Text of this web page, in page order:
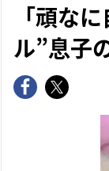
「頑な
ル”息子